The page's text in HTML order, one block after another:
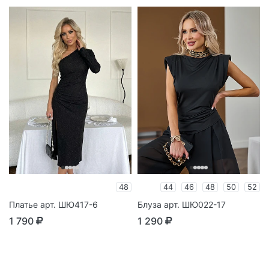
48
Платье арт. ШЮ417-6
1 790
44 46 48 50 52
Блуза арт. ШЮ022-17
1 290